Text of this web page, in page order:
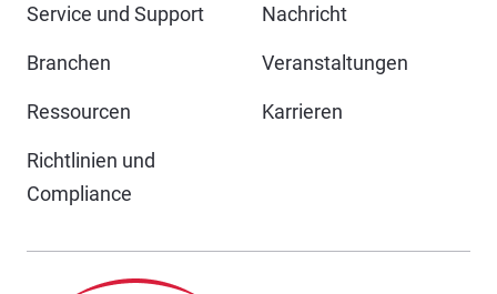
Service und Support Nachricht
Branchen Veranstaltungen
Ressourcen Karrieren
Richtlinien und
Compliance